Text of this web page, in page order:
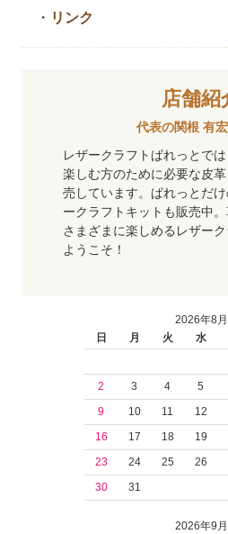
・ リンク
店舗紹
代表の関根 有宏
レザークラフトぱれっとで
楽しむ方のために必要な皮
売しています。ぱれっとだ
ークラフトキットも販売中
さまざまに楽しめるレザーク
ようこそ！
2026年8月
日
月 火 水
2
3 4 5
9
10 11 12
16
17 18 19
23
24 25 26
30
31
2026年9月